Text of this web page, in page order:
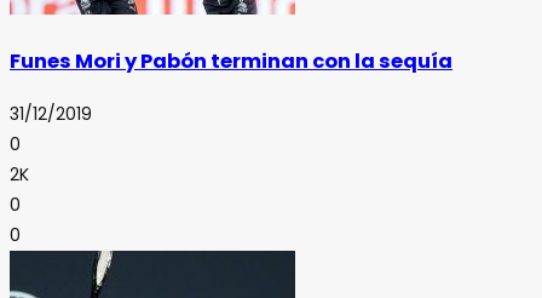
Funes Mori y Pabón terminan con la sequía
31/12/2019
0
2K
0
0